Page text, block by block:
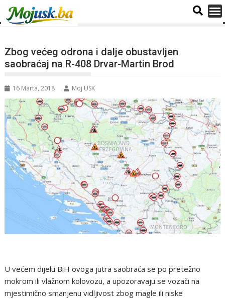
Zbog većeg odrona i dalje obustavljen
saobraćaj na R-408 Drvar-Martin Brod
16 Marta, 2018 Moj USK
U većem dijelu BiH ovoga jutra saobraća se po pretežno
mokrom ili vlažnom kolovozu, a upozoravaju se vozači na
mjestimično smanjenu vidljivost zbog magle ili niske